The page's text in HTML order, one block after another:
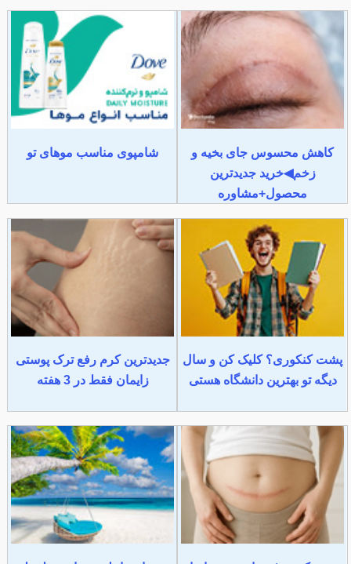
کاهش محسوس جای بخیه و
زخم◀خرید جدیدترین
محصول+مشاوره
شامپوی مناسب موهای تو
پشت کنکوری؟ کلیک کن و سال
دیگه تو بهترین دانشگاه هستی
جدیدترین کرم رفع ترک پوستی
زایمان فقط در 3 هفته